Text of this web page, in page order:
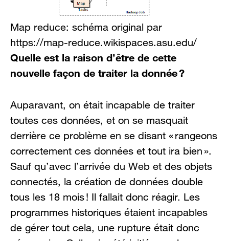
Map reduce: schéma original par
https://map-reduce.wikispaces.asu.edu/
Quelle est la raison d’être de cette
nouvelle façon de traiter la donnée ?
Auparavant, on était incapable de traiter
toutes ces données, et on se masquait
derrière ce problème en se disant « rangeons
correctement ces données et tout ira bien ».
Sauf qu’avec l’arrivée du Web et des objets
connectés, la création de données double
tous les 18 mois ! Il fallait donc réagir. Les
programmes historiques étaient incapables
de gérer tout cela, une rupture était donc